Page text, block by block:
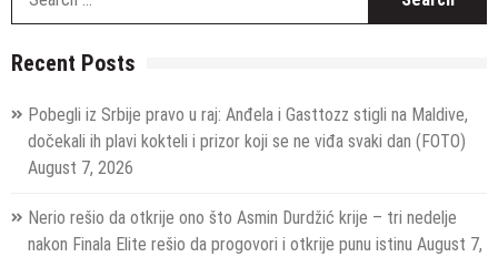
Recent Posts
Pobegli iz Srbije pravo u raj: Anđela i Gasttozz stigli na Maldive,
dočekali ih plavi kokteli i prizor koji se ne viđa svaki dan (FOTO)
August 7, 2026
Nerio rešio da otkrije ono što Asmin Durdžić krije – tri nedelje
nakon Finala Elite rešio da progovori i otkrije punu istinu August 7,